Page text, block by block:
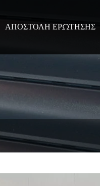
ΑΠΟΣΤΟΛΉ ΕΡΏΤΗΣΗΣ